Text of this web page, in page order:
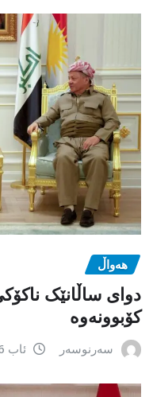
هەواڵ
دوای ساڵانێک
کۆبوونەوە
سەرنوسەر ئاب 6, 2026